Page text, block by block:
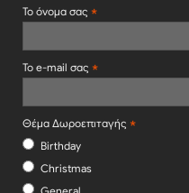
Το όνομα σας
Το e-mail σας
Θέμα Δωροεπιταγής
Birthday
Christmas